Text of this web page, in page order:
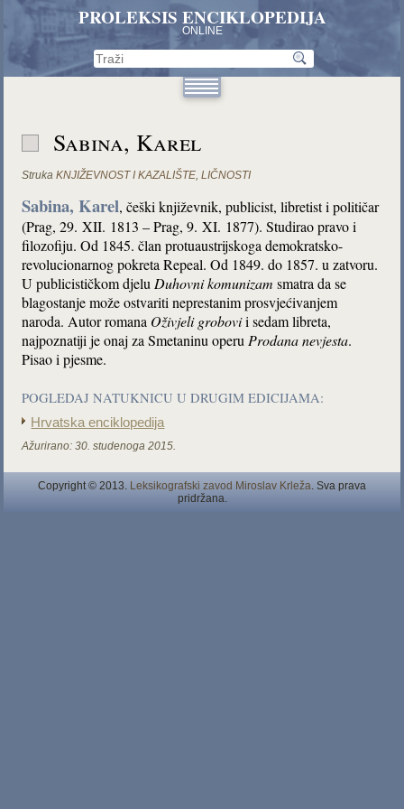
PROLEKSIS ENCIKLOPEDIJA
ONLINE
Sabina, Karel
Struka KNJIŽEVNOST I KAZALIŠTE,LIČNOSTI
Sabina, Karel, češki književnik, publicist, libretist i političar
(Prag, 29. XII. 1813 – Prag, 9. XI. 1877). Studirao pravo i
filozofiju. Od 1845. član protuaustrijskoga demokratsko-
revolucionarnog pokreta Repeal. Od 1849. do 1857. u zatvoru.
U publicističkom djelu Duhovni komunizam smatra da se
blagostanje može ostvariti neprestanim prosvjećivanjem
naroda. Autor romana Oživjeli grobovii sedam libreta,
najpoznatiji je onaj za Smetaninu operu Prodana nevjesta.
Pisao i pjesme.
POGLEDAJ NATUKNICU U DRUGIM EDICIJAMA:
Hrvatska enciklopedija
Ažurirano: 30. studenoga 2015.
Copyright © 2013. Leksikografski zavod Miroslav Krleža. Sva prava
pridržana.